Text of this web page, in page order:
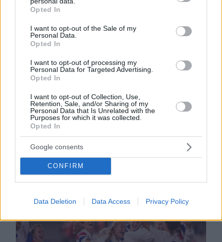
grant or deny consent to Google and its third-party tags to
use your data for below specified purposes in below Google
consent section.
Opted In
I want to opt-out of the Sale of my
Personal Data.
Opted In
I want to opt-out of processing my
Personal Data for Targeted Advertising.
Opted In
I want to opt-out of Collection, Use,
Retention, Sale, and/or Sharing of my
Personal Data that Is Unrelated with the
Purposes for which it was collected.
Opted In
Google consents
CONFIRM
Data Deletion Data Access Privacy Policy
των γυναικών, έφεραν ξανά το άθλημα στο
UEFA και η
δημιούργησαν επίσημα πρωταθλήματα.
1991διεξήχθη στηνΚίνατο πρώτο
Παγκόσμιο Κύπελλο Γυναικών, ενώ πέντε
χρόνια μετά το1996το άθλημα έγινε και
ολυμπιακό (Ατλάντα), σηματοδοτώντας μια
νέα εποχή.